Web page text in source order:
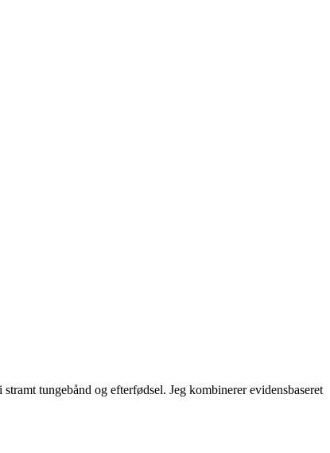
tungebånd og efterfødsel. Jeg kombinerer evidensbaseret